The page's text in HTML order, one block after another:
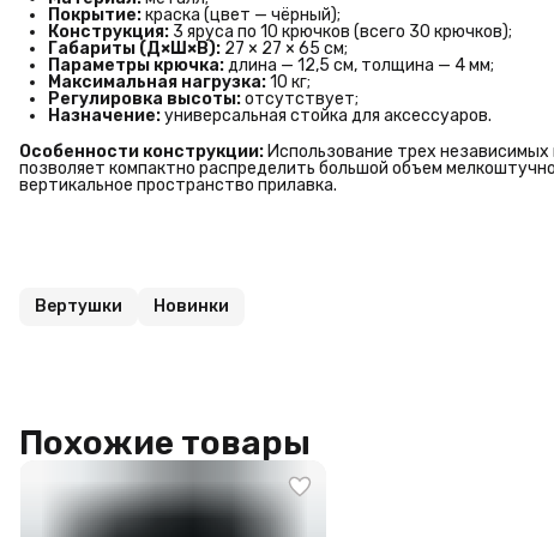
Покрытие:краска (цвет — чёрный);
Конструкция: 3 яруса по 10 крючков (всего 30 крючков);
Габариты (Д×Ш×В): 27 × 27 × 65 см;
Параметры крючка:длина — 12,5 см, толщина — 4 мм;
Максимальная нагрузка:10 кг;
Регулировка высоты:отсутствует;
Назначение:универсальная стойка для аксессуаров.
Особенности конструкции: Использование трех
позволяет компактно распределить большой объем
вертикальное пространство прилавка.
Вертушки Новинки
Похожие товары